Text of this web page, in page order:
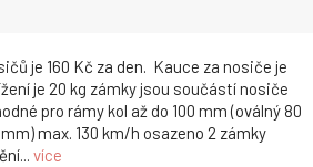
je 160 Kč za den. Kauce za nosiče je
je 20 kg zámky jsou součástí nosiče
pro rámy kol až do 100 mm (oválný 80
max. 130 km/h osazeno 2 zámky
více